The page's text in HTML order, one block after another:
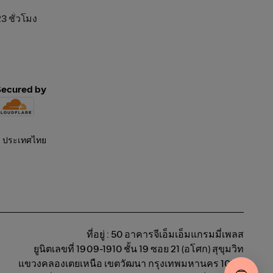
ชั่วโมง
by
ที่อยู่ : 50 อาคารจีเอ็มเอ็มแกรมมี่เพลส
ยูนิตเลขที่ 1909-1910 ชั้น 19 ซอย 21 (อโศก) สุขุมวิท
แขวงคลองเตยเหนือ เขตวัฒนา กรุงเทพมหานคร 10110